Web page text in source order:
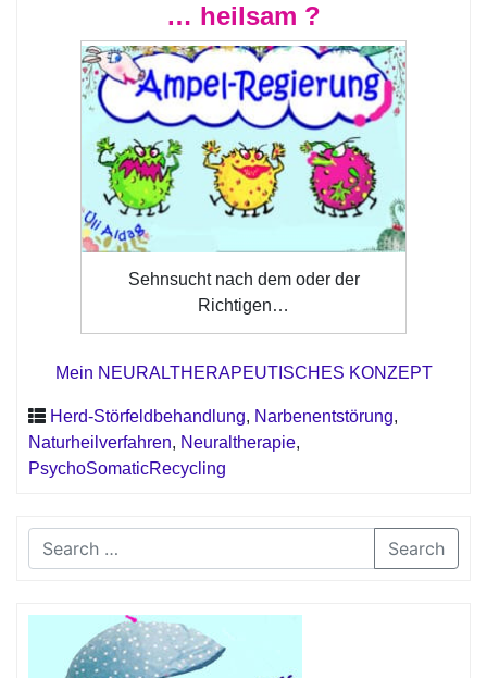
… heilsam ?
Sehnsucht nach dem oder der
Richtigen…
Mein NEURALTHERAPEUTISCHES KONZEPT
Herd-Störfeldbehandlung, Narbenentstörung,
Naturheilverfahren, Neuraltherapie,
PsychoSomaticRecycling
Search